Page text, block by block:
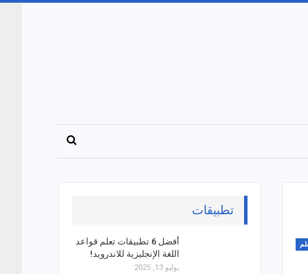
تطبيقات
أفضل 6 تطبيقات تعلم قواعد
اللغة الإنجليزية للاندرويد!
يوليو 13, 2025